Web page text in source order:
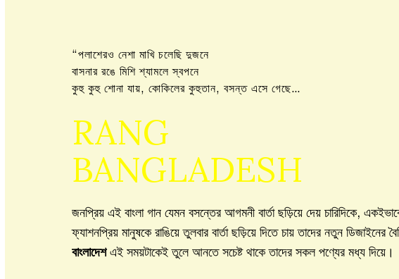
“পলাশেরও নেশা মাখি চলেছি দুজনে
বাসনার রঙে মিশি শ্যামলে স্বপনে
কুহু কুহু শোনা যায়, কোকিলের কুহুতান, বসন্ত এসে গেছে…
RANG
BANGLADESH
জনপ্রিয় এই বাংলা গান যেমন বসন্তের আগমনী বার্তা ছড়িয়ে দেয় চারিদিকে,
ফ্যাশনপ্রিয় মানুষকে রাঙিয়ে তুলবার বার্তা ছড়িয়ে দিতে চায় তাদের নতুন
বাংলাদেশএই সময়টাকেই তুলে আনতে সচেষ্ট থাকে তাদের সকল পণ্যের মধ্য দিয়ে।